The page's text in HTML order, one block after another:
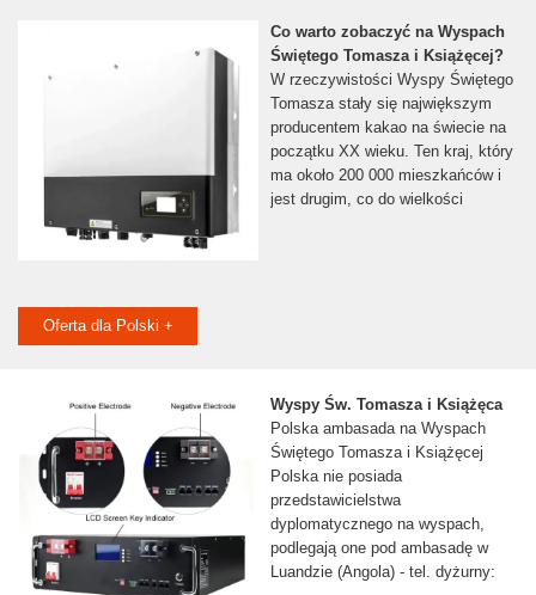
Co warto zobaczyć na Wyspach
Świętego Tomasza i Książęcej?
W rzeczywistości Wyspy Świętego
Tomasza stały się największym
producentem kakao na świecie na
początku XX wieku. Ten kraj, który
ma około 200 000 mieszkańców i
jest drugim, co do wielkości
Oferta dla Polski +
Wyspy Św. Tomasza i Książęca
Polska ambasada na Wyspach
Świętego Tomasza i Książęcej
Polska nie posiada
przedstawicielstwa
dyplomatycznego na wyspach,
podlegają one pod ambasadę w
Luandzie (Angola) - tel. dyżurny: